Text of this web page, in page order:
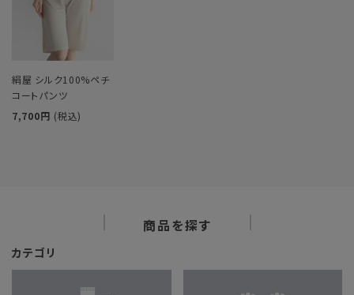
絹屋 シルク100%ペチ
コートパンツ
7,700円 (税込)
商品を探す
カテゴリ